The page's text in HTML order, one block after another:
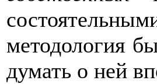
методология
думать о ней